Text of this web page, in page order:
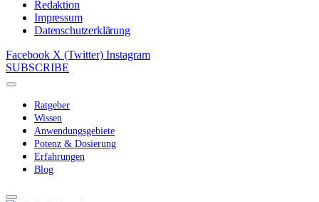
Redaktion
Impressum
Datenschutzerklärung
Facebook X (Twitter) Instagram
SUBSCRIBE
Ratgeber
Wissen
Anwendungsgebiete
Potenz & Dosierung
Erfahrungen
Blog